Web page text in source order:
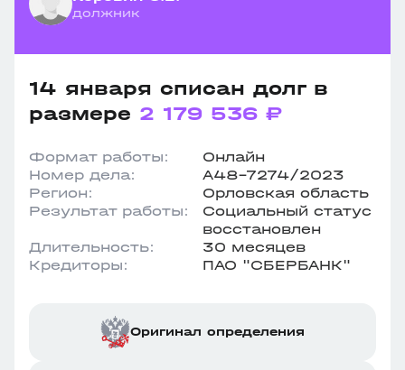
должник
14 января списан долг в
размере 2 179 536 ₽
Формат работы:
Онлайн
Номер дела:
А48-7274/2023
Регион:
Орловская область
Результат работы:
Социальный статус
восстановлен
Длительность:
30 месяцев
Кредиторы:
ПАО "СБЕРБАНК"
Оригинал определения